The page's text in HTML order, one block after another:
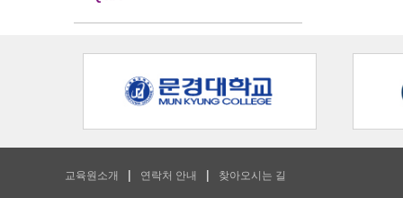
교육원소개 연락처 안내 찾아오시는 길